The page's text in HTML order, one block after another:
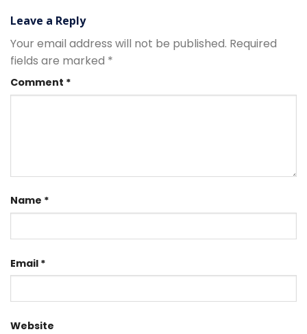
Leave a Reply
Your email address will not be published. Required
fields are marked *
Comment *
Name *
Email *
Website